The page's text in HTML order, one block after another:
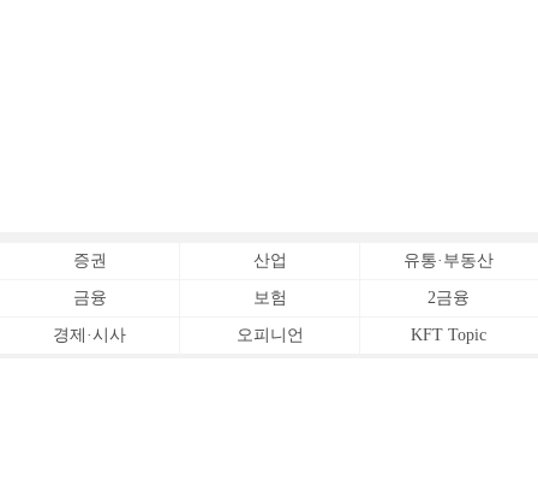
증권 산업 유통·부동산
금융 보험 2금융
경제·시사 오피니언 KFT Topic